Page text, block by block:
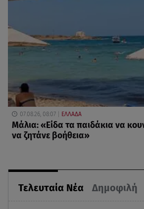
Τελευταία Νέα Δημοφιλή
07.08.26, 08:07 ΕΛΛΑΔΑ
Μάλια: «Είδα τα παιδάκια να
να ζητάνε βοήθεια»